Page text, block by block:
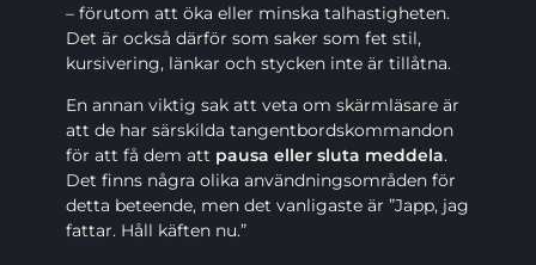
– förutom att öka eller minska talhastigheten.
Det är också därför som saker som fet stil,
kursivering, länkar och stycken inte är tillåtna.
En annan viktig sak att veta om skärmläsare är
att de har särskilda tangentbordskommandon
för att få dem att pausa eller sluta meddela.
Det finns några olika användningsområden för
detta beteende, men det vanligaste är ”Japp, jag
fattar. Håll käften nu.”